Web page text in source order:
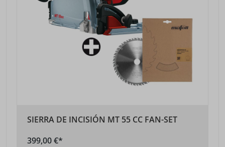
SIERRA DE INCISIÓN MT 55 CC FAN-SET
399,00 €*